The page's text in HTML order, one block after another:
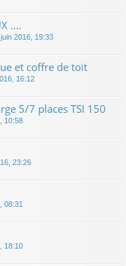
....
2016, 19:33
et coffre de toit
16:12
5/7 places TSI 150
10:58
23:26
08:31
18:10